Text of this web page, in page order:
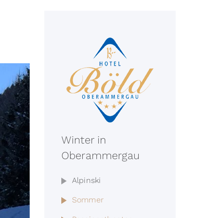
Winter in
Oberammergau
Alpinski
Sommer